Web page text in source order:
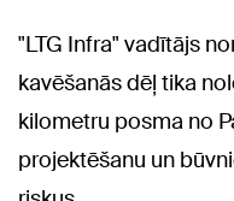
"LTG Infra" vadītājs
kavēšanās dēļ tika
kilometru posma no
projektēšanu un